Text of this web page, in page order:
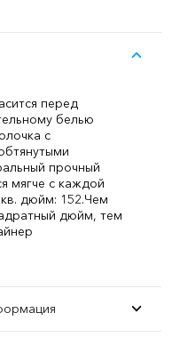
перед
белью
с
прочный
мягче с каждой
дюйм: 152.Чем
дюйм, тем